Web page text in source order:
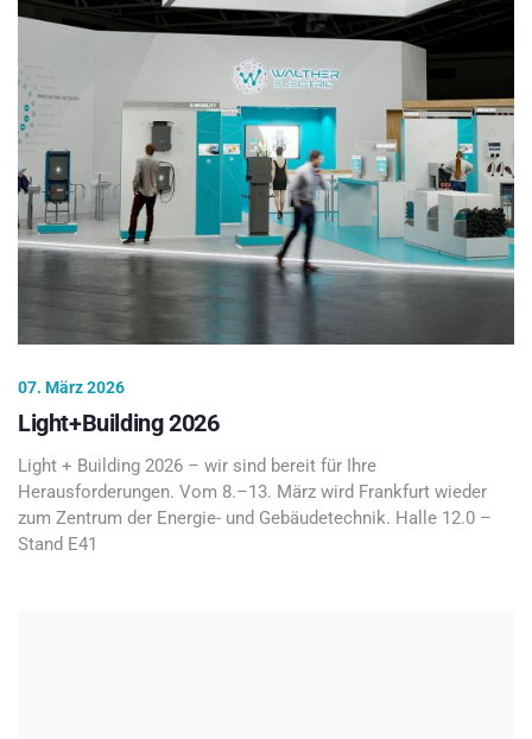
07. März 2026
Light+Building 2026
Light + Building 2026 – wir sind bereit für Ihre
Herausforderungen. Vom 8.–13. März wird Frankfurt wieder
zum Zentrum der Energie- und Gebäudetechnik. Halle 12.0 –
Stand E41